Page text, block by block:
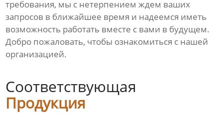
требования, мы с нетерпением ждем ваших
запросов в ближайшее время и надеемся иметь
возможность работать вместе с вами в будущем.
Добро пожаловать, чтобы ознакомиться с нашей
организацией.
Соответствующая
Продукция